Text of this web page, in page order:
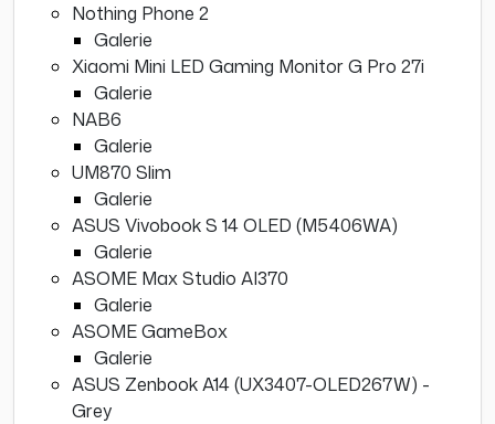
Nothing Phone 2
Galerie
Xiaomi Mini LED Gaming Monitor G Pro 27i
Galerie
NAB6
Galerie
UM870 Slim
Galerie
ASUS Vivobook S 14 OLED (M5406WA)
Galerie
ASOME Max Studio AI370
Galerie
ASOME GameBox
Galerie
ASUS Zenbook A14 (UX3407-OLED267W) -
Grey